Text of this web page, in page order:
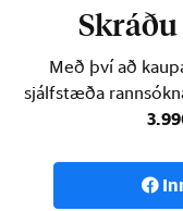
Skráðu
Með því að
sjálfstæða